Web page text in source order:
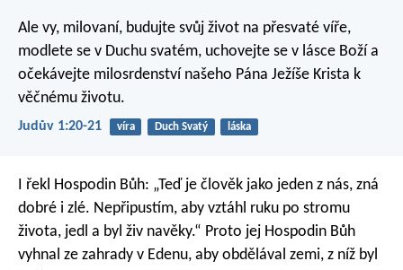
Ale vy, milovaní, budujte svůj život na přesvaté víře,
modlete se v Duchu svatém, uchovejte se v lásce Boží a
očekávejte milosrdenství našeho Pána Ježíše Krista k
věčnému životu.
Judův 1:20-21 víra Duch Svatý láska
I řekl Hospodin Bůh: „Teď je člověk jako jeden z nás, zná
dobré i zlé. Nepřipustím, aby vztáhl ruku po stromu
života, jedl a byl živ navěky.“ Proto jej Hospodin Bůh
vyhnal ze zahrady v Edenu, aby obdělával zemi, z níž byl